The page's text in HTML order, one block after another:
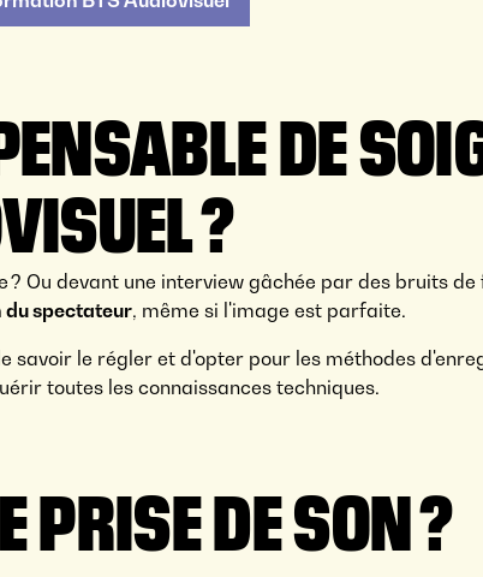
DE
?
Ou devant une interview gâchée par des bruits de
du spectateur, même si l'image est parfaite.
savoir le régler et d'opter pour les méthodes
toutes les connaissances techniques.
PRISE DE SON ?